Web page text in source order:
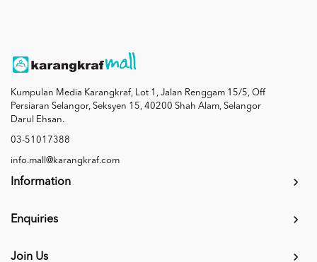
Kumpulan Media Karangkraf, Lot 1, Jalan Renggam 15/5, Off
Persiaran Selangor, Seksyen 15, 40200 Shah Alam, Selangor
Darul Ehsan.
03-51017388
info.mall@karangkraf.com
Information
Enquiries
Join Us